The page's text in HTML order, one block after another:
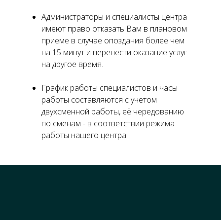
Администраторы и специалисты центра
имеют право отказать Вам в плановом
приеме в случае опоздания более чем
на 15 минут и перенести оказание услуг
на другое время.
График работы специалистов и часы
работы составляются с учетом
двухсменной работы, её чередованию
по сменам - в соответствии режима
работы нашего центра.